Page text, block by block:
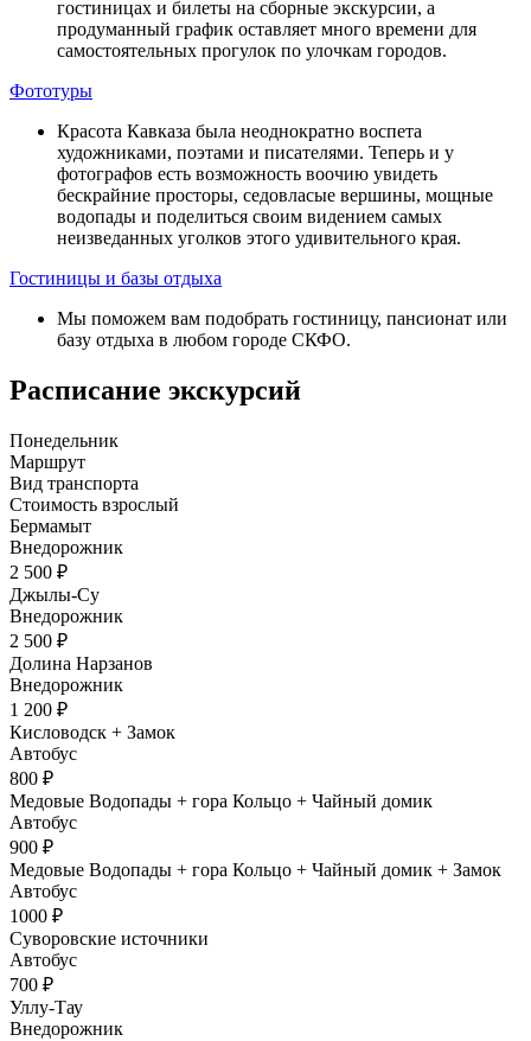
гостиницах и билеты на сборные экскурсии, а
продуманный график оставляет много времени для
самостоятельных прогулок по улочкам городов.
Фототуры
Красота Кавказа была неоднократно воспета
художниками, поэтами и писателями. Теперь и у
фотографов есть возможность воочию увидеть
бескрайние просторы, седовласые вершины, мощные
водопады и поделиться своим видением самых
неизведанных уголков этого удивительного края.
Гостиницы и базы отдыха
Мы поможем вам подобрать гостиницу, пансионат или
базу отдыха в любом городе СКФО.
Расписание экскурсий
Понедельник
Маршрут
Вид транспорта
Стоимость взрослый
Бермамыт
Внедорожник
2 500 ₽
Джылы-Су
Внедорожник
2 500 ₽
Долина Нарзанов
Внедорожник
1 200 ₽
Кисловодск + Замок
Автобус
800 ₽
Медовые Водопады + гора Кольцо + Чайный домик
Автобус
900 ₽
Медовые Водопады + гора Кольцо + Чайный домик + Замок
Автобус
1000 ₽
Суворовские источники
Автобус
700 ₽
Уллу-Тау
Внедорожник